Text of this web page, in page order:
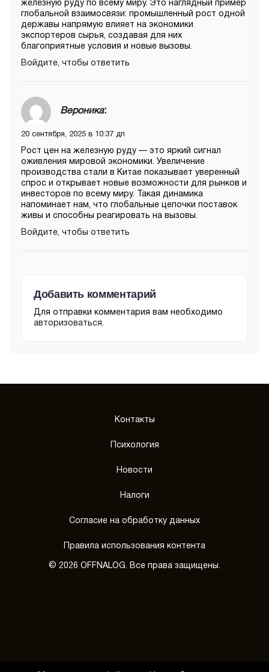
железную руду по всему миру. Это наглядный пример
глобальной взаимосвязи: промышленный рост одной
державы напрямую влияет на экономики
экспортеров сырья, создавая для них
благоприятные условия и новые вызовы.
Войдите, чтобы ответить
Вероника:
20 сентября, 2025 в 10:37 дп
Рост цен на железную руду — это яркий сигнал
оживления мировой экономики. Увеличение
производства стали в Китае показывает уверенный
спрос и открывает новые возможности для рынков и
инвесторов по всему миру. Такая динамика
напоминает нам, что глобальные цепочки поставок
живы и способны реагировать на вызовы.
Войдите, чтобы ответить
Добавить комментарий
Для отправки комментария вам необходимо
авторизоваться.
Контакты
Психология
Новости
Налоги
Согласие на обработку данных
Правила использования контента
© 2026 OFFNALOG. Все права защищены.